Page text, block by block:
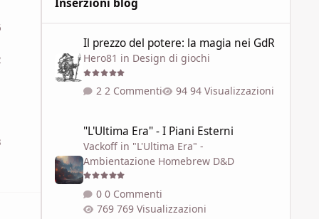
Inserzioni blog
Il prezzo del potere: la magia nei GdR
Hero81 in Design di giochi
2 Commenti 94 Visualizzazioni
"L'Ultima Era" - I Piani Esterni
Vackoffin "L'Ultima Era" -
Ambientazione Homebrew D&D
0 Commenti
769 Visualizzazioni